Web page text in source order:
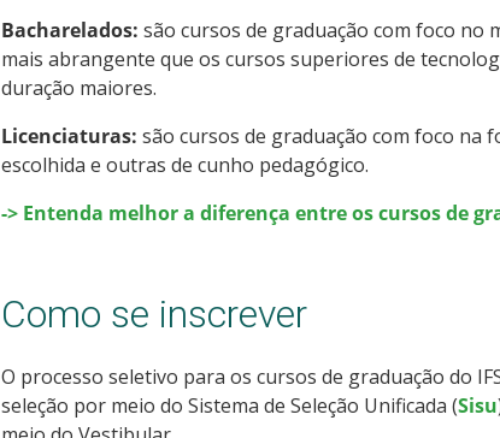
Bacharelados: são cursos de graduação com foco no
mais abrangente que os cursos superiores de
duração maiores.
Licenciaturas: são cursos de graduação com foco na
escolhida e outras de cunho pedagógico.
-> Entenda melhor a diferença entre os cursos de
Como se inscrever
O processo seletivo para os cursos de graduação do
seleção por meio do Sistema de Seleção Unificada (Sisu